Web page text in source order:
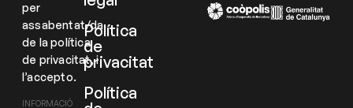
per
assabentat/da
de la política
de privacitat, i
l’accepto.
INFORMACIÓ
Política
de
privacitat
Política